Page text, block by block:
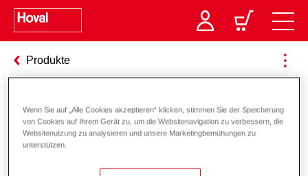
Produkte
Verantwortung für Energie und
Wenn Sie auf „Alle Cookies akzeptieren“ klicken, stimmen Sie der Speicherung
von Cookies auf Ihrem Gerät zu, um die Websitenavigation zu verbessern, die
Websitenutzung zu analysieren und unsere Marketingbemühungen zu
unterstützen.